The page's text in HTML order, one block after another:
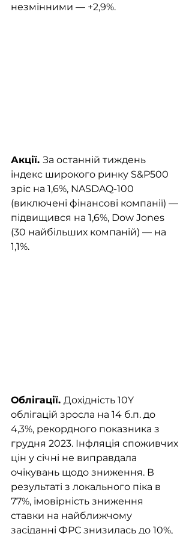
незмінними — +2,9%.
Акції. За останній тиждень
індекс широкого ринку S&P500
зріс на 1,6%, NASDAQ-100
(виключені фінансові компанії) —
підвищився на 1,6%, Dow Jones
(30 найбільших компаній) — на
1,1%.
Облігації. Дохідність 10Y
облігацій зросла на 14 б.п. до
4,3%, рекордного показника з
грудня 2023. Інфляція споживчих
цін у січні не виправдала
очікувань щодо зниження. В
результаті з локального піка в
77%, імовірність зниження
ставки на найближчому
засіданні ФРС знизилась до 10%,